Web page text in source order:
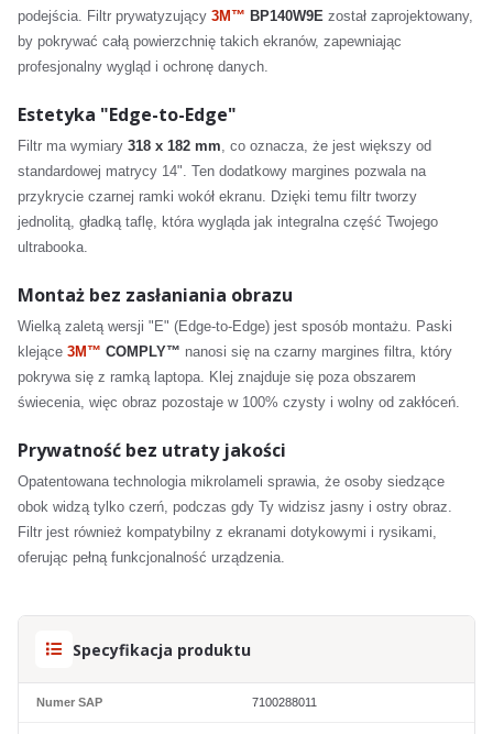
podejścia. Filtr prywatyzujący 3M™ BP140W9E został zaprojektowany,
by pokrywać całą powierzchnię takich ekranów, zapewniając
profesjonalny wygląd i ochronę danych.
Estetyka "Edge-to-Edge"
Filtr ma wymiary 318 x 182 mm, co oznacza, że jest większy od
standardowej matrycy 14". Ten dodatkowy margines pozwala na
przykrycie czarnej ramki wokół ekranu. Dzięki temu filtr tworzy
jednolitą, gładką taflę, która wygląda jak integralna część Twojego
ultrabooka.
Montaż bez zasłaniania obrazu
Wielką zaletą wersji "E" (Edge-to-Edge) jest sposób montażu. Paski
klejące 3M™ COMPLY™ nanosi się na czarny margines filtra, który
pokrywa się z ramką laptopa. Klej znajduje się poza obszarem
świecenia, więc obraz pozostaje w 100% czysty i wolny od zakłóceń.
Prywatność bez utraty jakości
Opatentowana technologia mikrolameli sprawia, że osoby siedzące
obok widzą tylko czerń, podczas gdy Ty widzisz jasny i ostry obraz.
Filtr jest również kompatybilny z ekranami dotykowymi i rysikami,
oferując pełną funkcjonalność urządzenia.
Specyfikacja produktu
Numer SAP 7100288011